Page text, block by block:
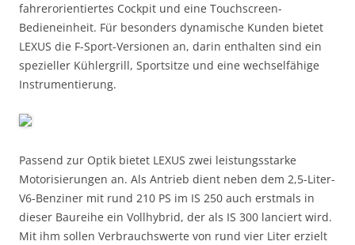
fahrerorientiertes Cockpit und eine Touchscreen-
Bedieneinheit. Für besonders dynamische Kunden bietet
LEXUS die F-Sport-Versionen an, darin enthalten sind ein
spezieller Kühlergrill, Sportsitze und eine wechselfähige
Instrumentierung.
Passend zur Optik bietet LEXUS zwei leistungsstarke
Motorisierungen an. Als Antrieb dient neben dem 2,5-Liter-
V6-Benziner mit rund 210 PS im IS 250 auch erstmals in
dieser Baureihe ein Vollhybrid, der als IS 300 lanciert wird.
Mit ihm sollen Verbrauchswerte von rund vier Liter erzielt